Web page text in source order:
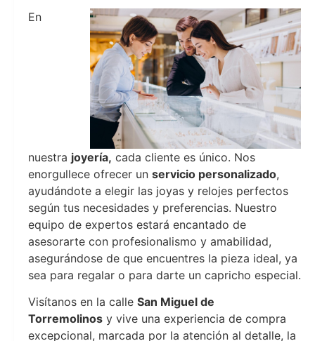
En
nuestra joyería, cada cliente es único. Nos
enorgullece ofrecer un servicio personalizado,
ayudándote a elegir las joyas y relojes perfectos
según tus necesidades y preferencias. Nuestro
equipo de expertos estará encantado de
asesorarte con profesionalismo y amabilidad,
asegurándose de que encuentres la pieza ideal, ya
sea para regalar o para darte un capricho especial.
Visítanos en la calle San Miguel de
Torremolinos y vive una experiencia de compra
excepcional, marcada por la atención al detalle, la